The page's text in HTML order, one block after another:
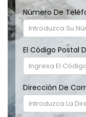
Número De
El Código Postal
Dirección De